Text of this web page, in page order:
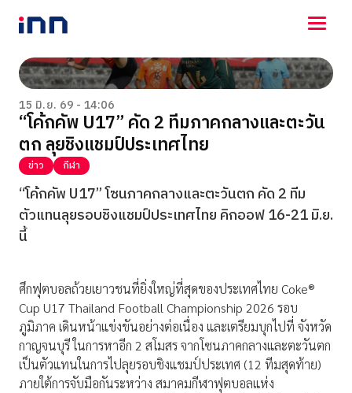
NEWS
ENTERTAINMENT
LIFESTYLE
HOROSCOPE
LOTTERY
VIDEO
ร่วมด้วยช่วยกัน
15 มิ.ย. 69 - 14:06
“โค้กคัพ U17” คัด 2 ทีมภาคกลางและตะวัน
ตก ลุยชิงแชมป์ประเทศไทย
ข่าว กีฬา
“โค้กคัพ U17” โซนภาคกลางและตะวันตก คัด 2 ทีม
ตัวแทนลุยรอบชิงแชมป์ประเทศไทย คิกออฟ 16-21 มิ.ย.
นี้
ศึกฟุตบอลถ้วยเยาวชนที่ยิ่งใหญ่ที่สุดของประเทศไทย Coke®
Cup U17 Thailand Football Championship 2026 รอบ
ภูมิภาค เดินหน้าแข่งขันอย่างต่อเนื่อง และเตรียมบุกไปที่ จังหวัด
กาญจนบุรี ในการหาอีก 2 สโมสร จากโซนภาคกลางและตะวันตก
เป็นตัวแทนในการไปลุยรอบชิงแชมป์ประเทศ (12 ทีมสุดท้าย)
ภายใต้การจับมือกันระหว่าง สมาคมกีฬาฟุตบอลแห่ง